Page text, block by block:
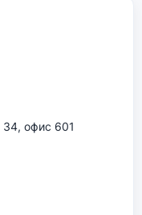
34, офис 601